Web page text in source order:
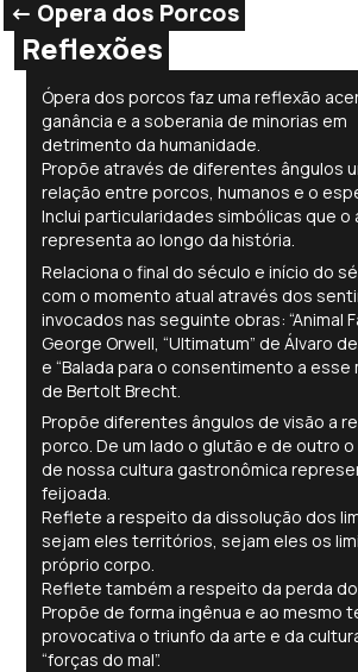
<- Opera dos Porcos
Reflexões
Ópera dos porcos faz uma reflexão
ganância e a soberania de minorias em
detrimento da humanidade.
Propõe através de diferentes ângulos
relação entre porcos, humanos e o
Inclui particularidades simbólicas que o
representa ao longo da história.
Relaciona o final do século e início do
com o momento atual através dos
invocados nas seguinte obras: “Animal
George Orwell, “Ultimatum” de Álvaro
e “Balada para o consentimento a esse
de Bertolt Brecht.
Propõe diferentes ângulos de visão a
porco. De um lado o glutão e de outro
de nossa cultura gastronômica
feijoada.
Reflete a respeito da dissolução dos
sejam eles territórios, sejam eles os
próprio corpo.
Reflete também a respeito da perda
Propõe de forma ingênua e ao mesmo
provocativa o triunfo da arte e da
“forças do mal”.